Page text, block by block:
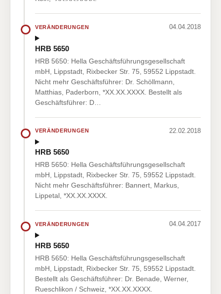
VERÄNDERUNGEN 04.04.2018
HRB 5650
HRB 5650: Hella Geschäftsführungsgesellschaft
mbH, Lippstadt, Rixbecker Str. 75, 59552 Lippstadt.
Nicht mehr Geschäftsführer: Dr. Schöllmann,
Matthias, Paderborn, *XX.XX.XXXX. Bestellt als
Geschäftsführer: D…
VERÄNDERUNGEN 22.02.2018
HRB 5650
HRB 5650: Hella Geschäftsführungsgesellschaft
mbH, Lippstadt, Rixbecker Str. 75, 59552 Lippstadt.
Nicht mehr Geschäftsführer: Bannert, Markus,
Lippetal, *XX.XX.XXXX.
VERÄNDERUNGEN 04.04.2017
HRB 5650
HRB 5650: Hella Geschäftsführungsgesellschaft
mbH, Lippstadt, Rixbecker Str. 75, 59552 Lippstadt.
Bestellt als Geschäftsführer: Dr. Benade, Werner,
Rueschlikon / Schweiz, *XX.XX.XXXX.